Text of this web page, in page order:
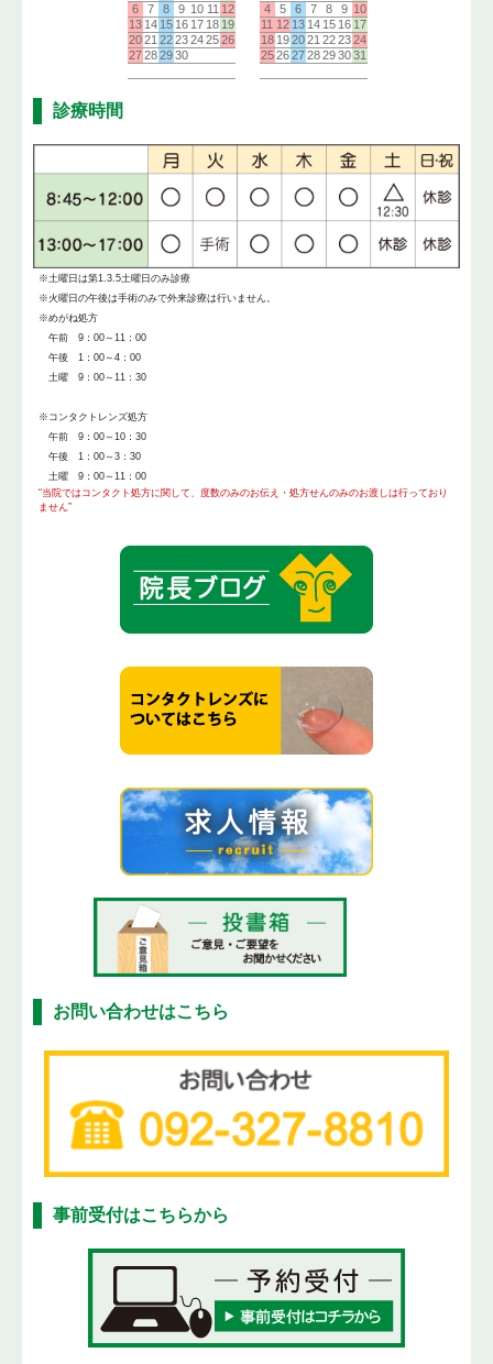
診療時間
※土曜日は第1.3.5土曜日のみ診療
※火曜日の午後は手術のみで外来診療は行いません。
※めがね処方
午前 9：00～11：00
午後 1：00～4：00
土曜 9：00～11：30
※コンタクトレンズ処方
午前 9：00～10：30
午後 1：00～3：30
土曜 9：00～11：00
“当院ではコンタクト処方に関して、度数のみのお伝え・処方せんのみのお渡しは行っており
ません”
お問い合わせはこちら
事前受付はこちらから